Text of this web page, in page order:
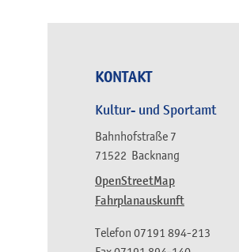
KONTAKT
Kultur- und Sportamt
Bahnhofstraße 7
71522 Backnang
OpenStreetMap
Fahrplanauskunft
Telefon 07191 894-213